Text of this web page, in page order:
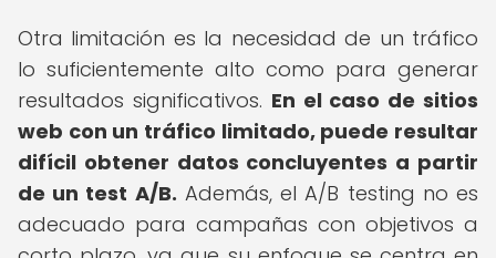
Otra limitación es la necesidad de un tráfico
lo suficientemente alto como para generar
resultados significativos. En el caso de sitios
web con un tráfico limitado, puede resultar
difícil obtener datos concluyentes a partir
de un test A/B. Además, el A/B testing no es
adecuado para campañas con objetivos a